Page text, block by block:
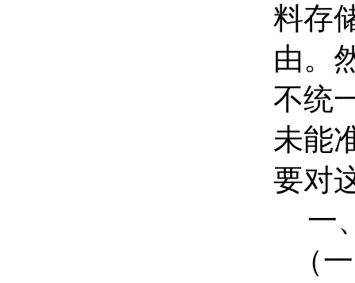
料存
由。
不统
未能
要对
一
（